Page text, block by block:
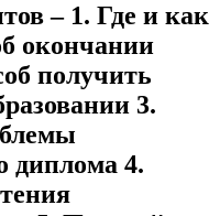
– 1. Где и как
окончании
получить
3.
диплома 4.